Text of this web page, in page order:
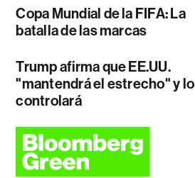
Copa Mundial de la FIFA: La
batalla de las marcas
Trump afirma que EE.UU.
"mantendrá el estrecho" y lo
controlará